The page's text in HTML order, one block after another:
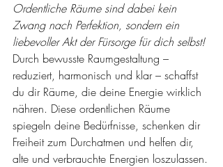
Ordentliche Räume sind dabei kein
Zwang nach Perfektion, sondern ein
liebevoller Akt der Fürsorge für dich selbst!
Durch bewusste Raumgestaltung –
reduziert, harmonisch und klar – schaffst
du dir Räume, die deine Energie wirklich
nähren. Diese ordentlichen Räume
spiegeln deine Bedürfnisse, schenken dir
Freiheit zum Durchatmen und helfen dir,
alte und verbrauchte Energien loszulassen.